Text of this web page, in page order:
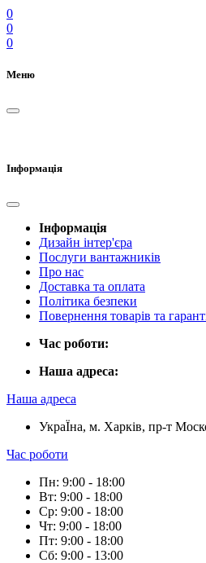
0
0
0
Меню
Інформація
Інформація
Дизайн інтер'єра
Послуги вантажників
Про нас
Доставка та оплата
Політика безпеки
Повернення товарів та
Час роботи:
Наша адреса:
Наша адреса
УкраЇна, м. Харків, пр-т
Час роботи
Пн: 9:00 - 18:00
Вт: 9:00 - 18:00
Ср: 9:00 - 18:00
Чт: 9:00 - 18:00
Пт: 9:00 - 18:00
Сб: 9:00 - 13:00